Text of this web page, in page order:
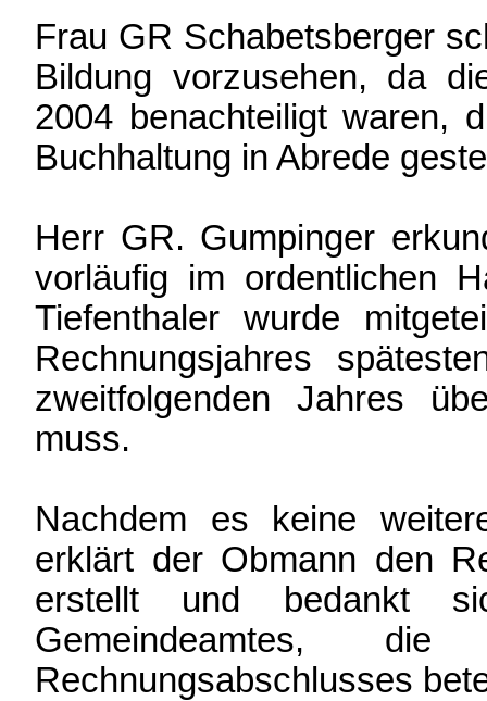
Frau GR Schabetsberger
Bildung vorzusehen, da
2004 benachteiligt waren,
Buchhaltung in Abrede
Herr GR. Gumpinger
vorläufig im ordentlichen
Tiefenthaler wurde
Rechnungsjahres
zweitfolgenden Jahres
muss.
Nachdem es keine
erklärt der Obmann den
erstellt und bedankt
Gemeindeamtes,
Rechnungsabschlusses